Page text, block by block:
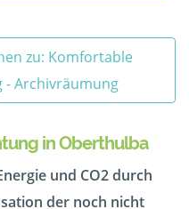
zu: Komfortable
- Archivräumung
in Oberthulba
und CO2 durch
der noch nicht